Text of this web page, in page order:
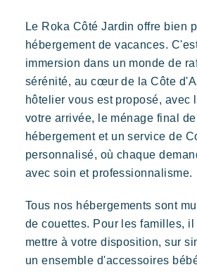
Découvrir Riviera
L'expérience Riviera Villages
L'ambiance des Villages
Vivre la Riviera
Vos prochaines
Le Roka Côté Jardin offre bien
hébergement de vacances.
immersion dans un monde de
sérénité, au cœur de la Côte
hôtelier vous est proposé, avec
votre arrivée, le ménage final
hébergement et un service de
personnalisé, où chaque
avec soin et professionnalisme.
Tous nos hébergements sont
de couettes. Pour les familles,
mettre à votre disposition, sur
un ensemble d'accessoires